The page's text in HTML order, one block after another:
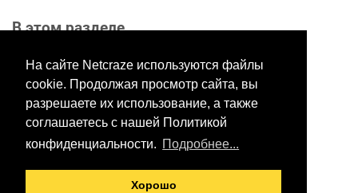
На сайте Netcraze используются файлы
cookie. Продолжая просмотр сайта, вы
разрешаете их использование, а также
соглашаетесь с нашей Политикой
конфиденциальности. Подробнее...
Хорошо
В этом разделе
Хотите оставить отзыв?
Нажмите здесь, чтобы